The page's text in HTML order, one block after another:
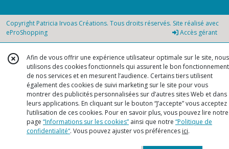
Copyright Patricia Irvoas Créations. Tous droits réservés. Site réalisé avec
eProShopping
Accès gérant
Afin de vous offrir une expérience utilisateur optimale sur le site, nous
utilisons des cookies fonctionnels qui assurent le bon fonctionnement
de nos services et en mesurent l’audience. Certains tiers utilisent
également des cookies de suivi marketing sur le site pour vous
montrer des publicités personnalisées sur d’autres sites Web et dans
leurs applications. En cliquant sur le bouton “J’accepte” vous acceptez
l’utilisation de ces cookies. Pour en savoir plus, vous pouvez lire notre
page “Informations sur les cookies” ainsi que notre “Politique de
confidentialité“. Vous pouvez ajuster vos préférences ici.